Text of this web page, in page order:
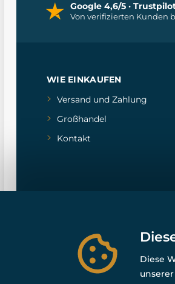
Google 4,6/5 ·
Von verifizierten Kunden
WIE EINKAUFEN
Versand und Zahlung
Großhandel
Kontakt
Diese